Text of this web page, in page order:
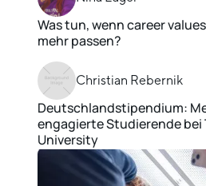
Was tun, wenn career
mehr passen?
Christian Rebernik
Deutschlandstipendium:
engagierte Studierende bei
University